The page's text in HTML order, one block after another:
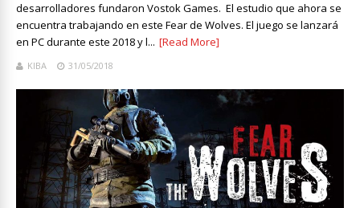
desarrolladores fundaron Vostok Games. El estudio que ahora se
encuentra trabajando en este Fear de Wolves. El juego se lanzará
en PC durante este 2018 y l... [Read More]
KIBA 31/05/2018